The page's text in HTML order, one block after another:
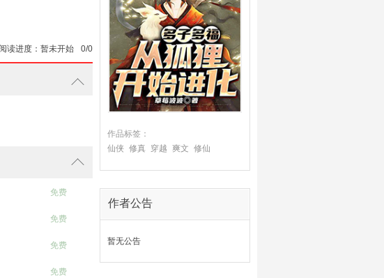
读进度：暂未开始 0/0
免费
免费
免费
免费
作品标签：
仙侠 修真 穿越 爽文 修仙
作者公告
暂无公告